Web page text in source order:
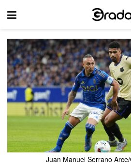
Juan Manuel Serrano